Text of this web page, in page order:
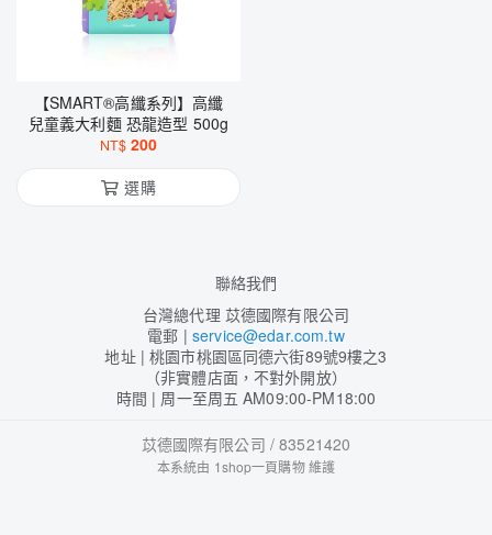
【SMART®高纖系列】高纖
兒童義大利麵 恐龍造型 500g
NT$ 200
選購
聯絡我們
台灣總代理 苡德國際有限公司
電郵 |service@edar.com.tw
地址 | 桃園市桃園區同德六街89號9樓之3
（非實體店面，不對外開放）
時間 | 周一至周五 AM09:00-PM18:00
苡德國際有限公司 / 83521420
本系統由 1shop一頁購物維護